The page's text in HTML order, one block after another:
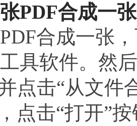
PDF合成一
合成一张
具软件。然
点击“从文件
点击“打开”